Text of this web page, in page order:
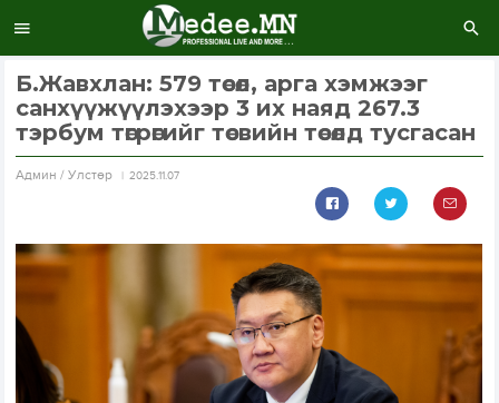
Б.Жавхлан: 579 төсөл, арга хэмжээг
санхүүжүүлэхээр 3 их наяд 267.3
тэрбум төгрөгийг төсвийн төсөлд тусгасан
Aдмин / Улстөр 2025.11.07